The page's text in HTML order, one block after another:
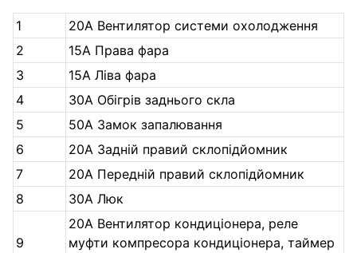
1
20A Вентилятор системи охолодження
2
15A Права фара
3
15A Ліва фара
4
30A Обігрів заднього скла
5
50A Замок запалювання
6
20A Задній правий склопідйомник
7
20A Передній правий склопідйомник
8
30A Люк
9
20A Вентилятор кондиціонера, реле
муфти компресора кондиціонера, таймер